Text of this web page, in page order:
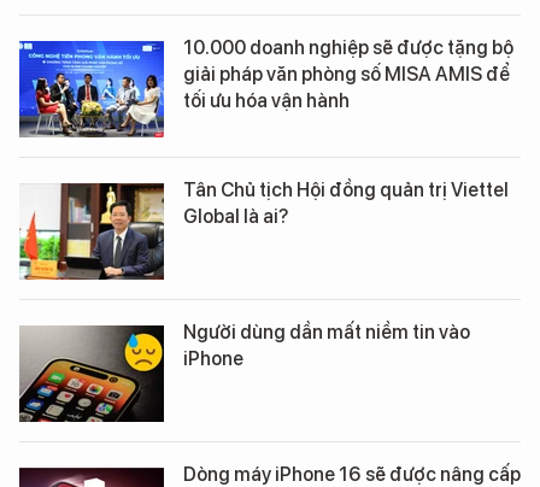
10.000 doanh nghiệp sẽ được tặng bộ
giải pháp văn phòng số MISA AMIS để
tối ưu hóa vận hành
Tân Chủ tịch Hội đồng quản trị Viettel
Global là ai?
Người dùng dần mất niềm tin vào
iPhone
Dòng máy iPhone 16 sẽ được nâng cấp